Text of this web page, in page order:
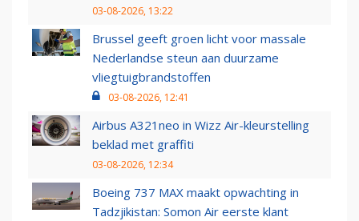
03-08-2026, 13:22
Brussel geeft groen licht voor massale
Nederlandse steun aan duurzame
vliegtuigbrandstoffen
03-08-2026, 12:41
Airbus A321neo in Wizz Air-kleurstelling
beklad met graffiti
03-08-2026, 12:34
Boeing 737 MAX maakt opwachting in
Tadzjikistan: Somon Air eerste klant